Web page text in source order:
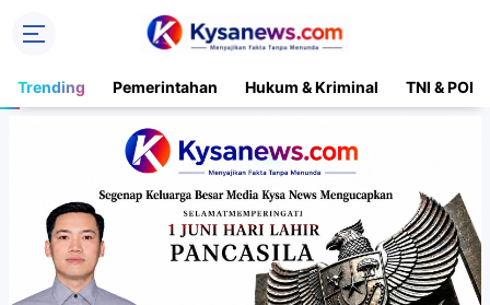
Trending Pemerintahan Hukum & Kriminal TNI &